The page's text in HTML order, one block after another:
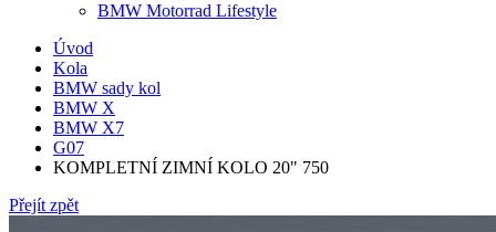
BMW Motorrad Lifestyle
Úvod
Kola
BMW sady kol
BMW X
BMW X7
G07
KOMPLETNÍ ZIMNÍ KOLO 20" 750
Přejít zpět